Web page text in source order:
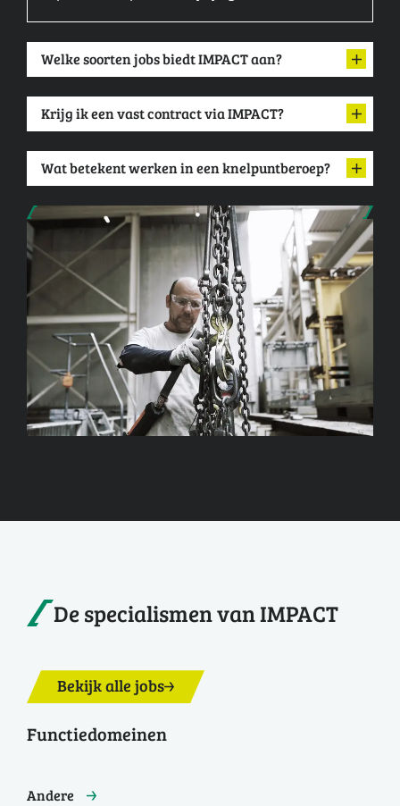
Welke soorten jobs biedt IMPACT aan?
Krijg ik een vast contract via IMPACT?
Wat betekent werken in een knelpuntberoep?
De specialismen van IMPACT
Bekijk alle jobs
Functiedomeinen
Andere